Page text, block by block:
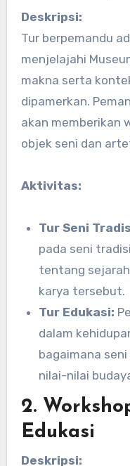
Deskripsi:
Tur berpemandu
menjelajahi
makna serta
dipamerkan.
akan memberikan
objek seni dan
Aktivitas:
Tur Seni
pada seni
tentang
karya tersebut.
Tur Edukasi:
dalam
bagaimana
nilai-nilai
2.
Edukasi
Deskripsi: